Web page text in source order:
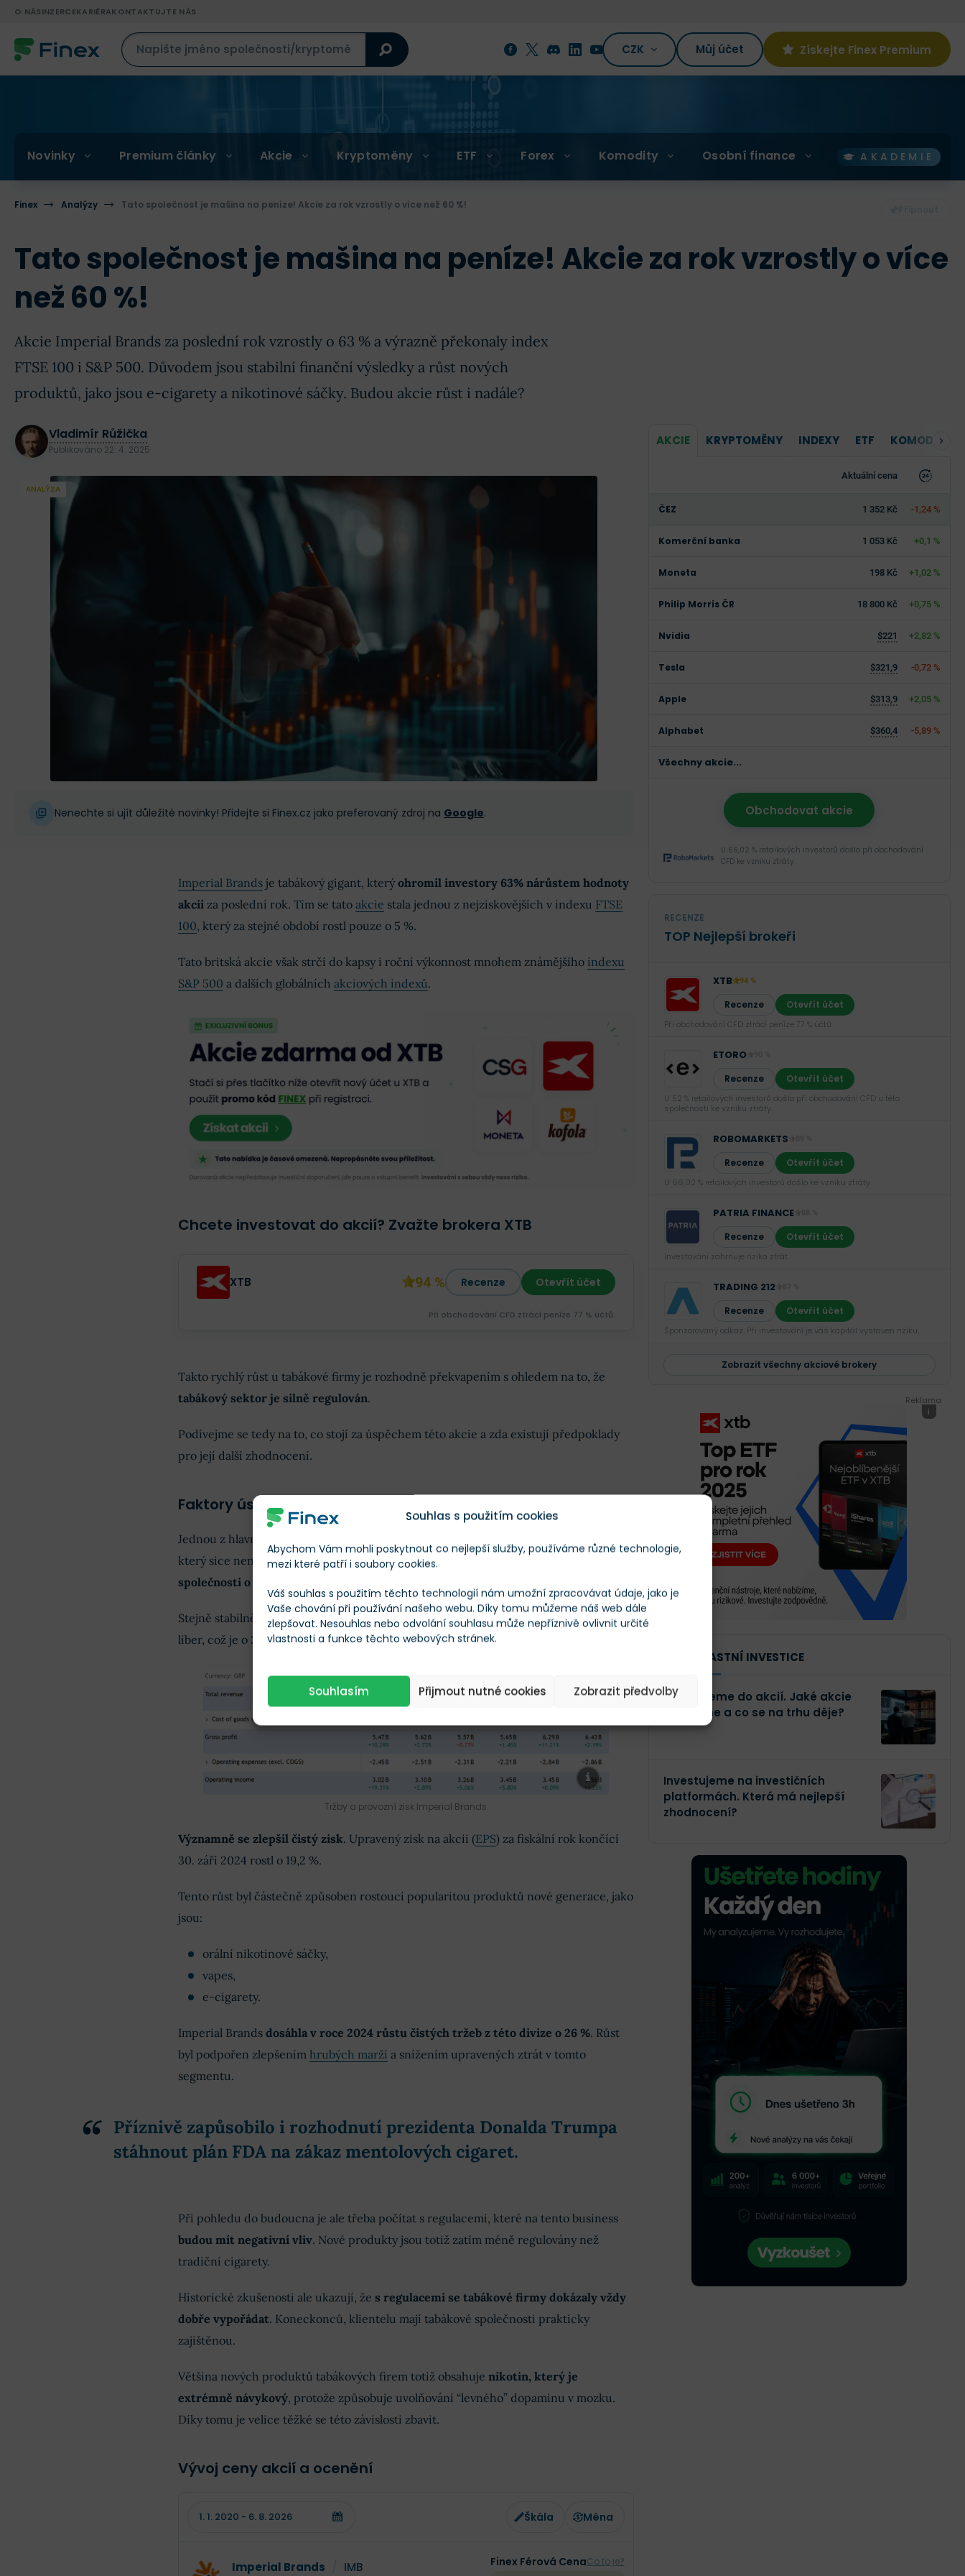
Souhlas s použitím cookies
Abychom Vám mohli poskytnout co nejlepší služby, používáme různé technologie,
mezi které patří i soubory cookies.
Váš souhlas s použitím těchto technologií nám umožní zpracovávat údaje, jako je
Vaše chování při používání našeho webu. Díky tomu můžeme náš web dále
zlepšovat. Nesouhlas nebo odvolání souhlasu může nepříznivě ovlivnit určité
vlastnosti a funkce těchto webových stránek.
Souhlasím Přijmout nutné cookies Zobrazit předvolby
O NÁSINZERCEKARIÉRAKONTAKTUJTE NÁS
CZK Můj účet Získejte Finex Premium
Novinky Premium články Akcie Kryptoměny ETF Forex Komodity Osobní finance AKADEMIE
Finex Analýzy Tato společnost je mašina na peníze! Akcie za rok vzrostly o více než 60 %!
Tato společnost je mašina na peníze! Akcie za rok vzrostly o více
než 60 %!
Akcie Imperial Brands za poslední rok vzrostly o 63 % a výrazně překonaly index
FTSE 100 i S&P 500. Důvodem jsou stabilní finanční výsledky a růst nových
produktů, jako jsou e-cigarety a nikotinové sáčky. Budou akcie růst i nadále?
Vladimír Růžička
Publikováno 22. 4. 2025
ANALÝZA
Nenechte si ujít důležité novinky! Přidejte si Finex.cz jako preferovaný zdroj na Google.
Imperial Brandsje tabákový gigant, který ohromil investory 63% nárůstem hodnoty
akciíza poslední rok. Tím se tato akcie stala jednou z nejziskovějších v indexu FTSE
100, který za stejné období rostl pouze o 5 %.
Tato britská akcie však strčí do kapsy i roční výkonnost mnohem známějšího indexu
S&P 500 a dalších globálních akciových indexů.
Chcete investovat do akcií? Zvažte brokera XTB
XTB 94 % Recenze Otevřít účet
Při obchodování CFD ztrácí peníze 77 % účtů.
Takto rychlý růst u tabákové firmy je rozhodně překvapením s ohledem na to, že
tabákový sektor je silně regulován.
Podívejme se tedy na to, co stojí za úspěchem této akcie a zda existují předpoklady
pro její další zhodnocení.
Faktory úspěchu
Jednou z hlavních deviz společnosti je její
který sice není nijak závratný, ale je kontinuálně rostoucí. Za rok 2024
společnosti o 2,26 %
Stejně stabilně se vyvíjí i provozní zisk. Ten v loňském roce dosáhl na 3,56 miliardy
liber, což je o 3,25 % více než v předchozím roce.
Tržby a provozní zisk Imperial Brands
Významně se zlepšil čistý zisk. Upravený zisk na akcii (EPS) za fiskální rok končící
30. září 2024 rostl o 19,2 %.
Tento růst byl částečně způsoben rostoucí popularitou produktů nové generace, jako
jsou:
orální nikotinové sáčky,
vapes,
e-cigarety.
Imperial Brands dosáhla v roce 2024 růstu čistých tržeb z této divize o 26 %. Růst
byl podpořen zlepšením hrubých marží a snížením upravených ztrát v tomto
segmentu.
Příznivě zapůsobilo i rozhodnutí prezidenta Donalda Trumpa
stáhnout plán FDA na zákaz mentolových cigaret.
Při pohledu do budoucna je ale třeba počítat s regulacemi, které na tento business
budou mít negativní vliv. Nové produkty jsou totiž zatím méně regulovány než
tradiční cigarety.
Historické zkušenosti ale ukazují, že s regulacemi se tabákové firmy dokázaly vždy
dobře vypořádat. Koneckonců, klientelu mají tabákové společnosti prakticky
zajištěnou.
Většina nových produktů tabákových firem totiž obsahuje nikotin, který je
extrémně návykový, protože způsobuje uvolňování “levného” dopaminu v mozku.
Díky tomu je velice těžké se této závislosti zbavit.
Vývoj ceny akcií a ocenění
Škála Měna
Imperial Brands IMB Finex Férová CenaCo to je?
AKCIE KRYPTOMĚNY INDEXY ETF KOMODITY
Aktuální cena
ČEZ 1 352 Kč -1,24 %
Komerční banka 1 053 Kč +0,1 %
Moneta 198 Kč +1,02 %
Philip Morris ČR 18 800 Kč +0,75 %
Nvidia $221 +2,82 %
Tesla $321,9 -0,72 %
Apple $313,9 +2,05 %
Alphabet $360,4 -5,89 %
Všechny akcie...
Obchodovat akcie
U 66,02 % retailových investorů došlo při obchodování
CFD ke vzniku ztráty.
RECENZE
TOP Nejlepší brokeři
XTB 94 %
Recenze Otevřít účet
Při obchodování CFD ztrácí peníze 77 % účtů.
ETORO
Recenze Otevřít účet
U 52 % retailových investorů došlo při obchodování CFD u této
společnosti ke vzniku ztráty.
ROBOMARKETS
Recenze Otevřít účet
U 66,02 % retailových investorů došlo ke vzniku ztráty.
PATRIA FINANCE
Recenze Otevřít účet
Investování zahrnuje rizika ztrát.‎
TRADING 212
Recenze Otevřít účet
Sponzorovaný odkaz. Při investování je váš kapitál vystaven riziku.
Zobrazit všechny akciové brokery
Reklama
i
NAŠE VLASTNÍ INVESTICE
Investujeme do akcií. Jaké akcie
kupujeme a co se na trhu děje?
Investujeme na investičních
platformách. Která má nejlepší
zhodnocení?